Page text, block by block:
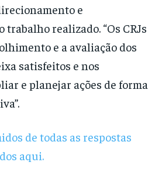
e
realizado. “Os CRJs
e a avaliação dos
satisfeitos e nos
e planejar ações de forma
de todas as respostas
aqui.